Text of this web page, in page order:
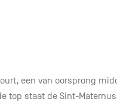
een van oorsprong
top staat de Sint-